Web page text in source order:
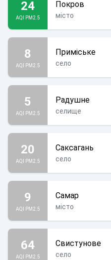
24
AQI PM2.5
Покров
місто
8
AQI PM2.5
Приміське
село
5
AQI PM2.5
Радушне
селище
20
AQI PM2.5
Саксагань
село
9
AQI PM2.5
Самар
місто
64
AQI PM2.5
Свистунове
село